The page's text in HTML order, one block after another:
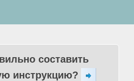
составить
инструкцию?